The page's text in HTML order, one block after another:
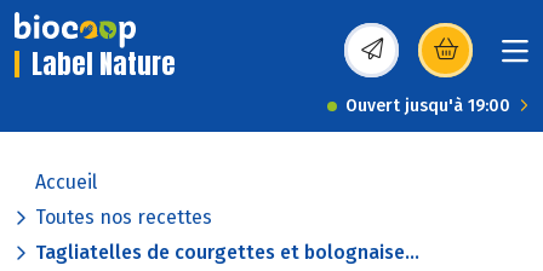
Label Nature (s’ouvre dans une
Ouvert jusqu'à 19:00
Accueil
Toutes nos recettes
Tagliatelles de courgettes et bolognaise...